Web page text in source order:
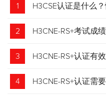
1 H3CSE认证是什么
2 H3CNE-RS+考试成
3 H3CNE-RS+认证有
4 H3CNE-RS+认证需